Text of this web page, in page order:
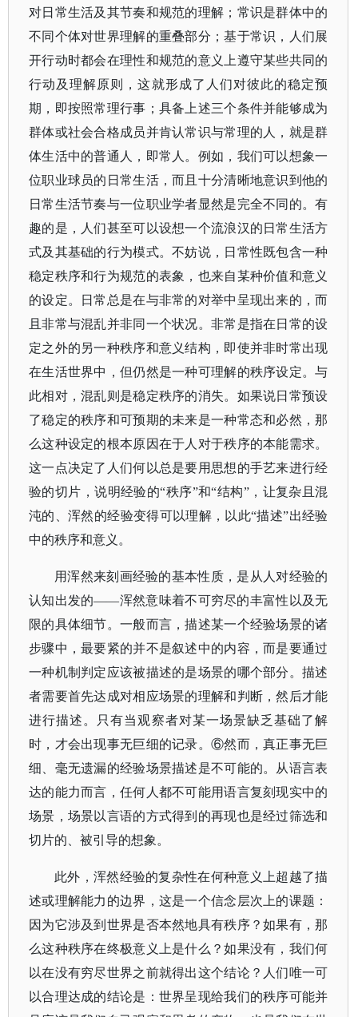
对日常生活及其节奏和规范的理解；常识是群体中的
不同个体对世界理解的重叠部分；基于常识，人们展
开行动时都会在理性和规范的意义上遵守某些共同的
行动及理解原则，这就形成了人们对彼此的稳定预
期，即按照常理行事；具备上述三个条件并能够成为
群体或社会合格成员并肯认常识与常理的人，就是群
体生活中的普通人，即常人。例如，我们可以想象一
位职业球员的日常生活，而且十分清晰地意识到他的
日常生活节奏与一位职业学者显然是完全不同的。有
趣的是，人们甚至可以设想一个流浪汉的日常生活方
式及其基础的行为模式。不妨说，日常性既包含一种
稳定秩序和行为规范的表象，也来自某种价值和意义
的设定。日常总是在与非常的对举中呈现出来的，而
且非常与混乱并非同一个状况。非常是指在日常的设
定之外的另一种秩序和意义结构，即使并非时常出现
在生活世界中，但仍然是一种可理解的秩序设定。与
此相对，混乱则是稳定秩序的消失。如果说日常预设
了稳定的秩序和可预期的未来是一种常态和必然，那
么这种设定的根本原因在于人对于秩序的本能需求。
这一点决定了人们何以总是要用思想的手艺来进行经
验的切片，说明经验的“秩序”和“结构”，让复杂且混
沌的、浑然的经验变得可以理解，以此“描述”出经验
中的秩序和意义。
用浑然来刻画经验的基本性质，是从人对经验的
认知出发的——浑然意味着不可穷尽的丰富性以及无
限的具体细节。一般而言，描述某一个经验场景的诸
步骤中，最要紧的并不是叙述中的内容，而是要通过
一种机制判定应该被描述的是场景的哪个部分。描述
者需要首先达成对相应场景的理解和判断，然后才能
进行描述。只有当观察者对某一场景缺乏基础了解
时，才会出现事无巨细的记录。⑥然而，真正事无巨
细、毫无遗漏的经验场景描述是不可能的。从语言表
达的能力而言，任何人都不可能用语言复刻现实中的
场景，场景以言语的方式得到的再现也是经过筛选和
切片的、被引导的想象。
此外，浑然经验的复杂性在何种意义上超越了描
述或理解能力的边界，这是一个信念层次上的课题：
因为它涉及到世界是否本然地具有秩序？如果有，那
么这种秩序在终极意义上是什么？如果没有，我们何
以在没有穷尽世界之前就得出这个结论？人们唯一可
以合理达成的结论是：世界呈现给我们的秩序可能并